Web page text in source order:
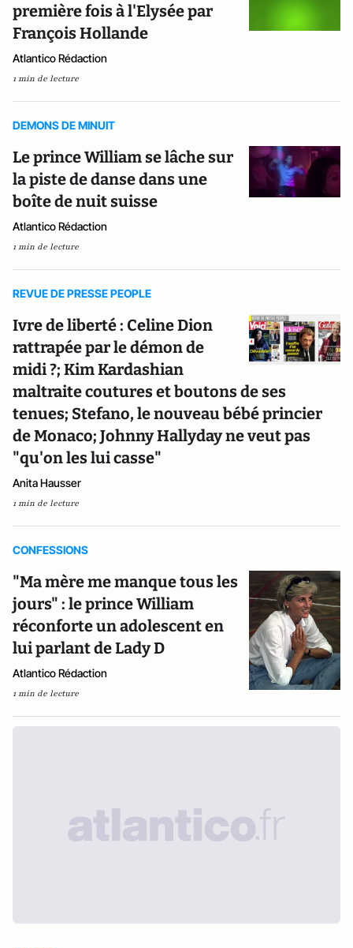
première fois à l'Elysée par
François Hollande
Atlantico Rédaction
1 min de lecture
DEMONS DE MINUIT
Le prince William se lâche sur
la piste de danse dans une
boîte de nuit suisse
Atlantico Rédaction
1 min de lecture
REVUE DE PRESSE PEOPLE
Ivre de liberté : Celine Dion
rattrapée par le démon de
midi ?; Kim Kardashian
maltraite coutures et boutons de ses
tenues; Stefano, le nouveau bébé princier
de Monaco; Johnny Hallyday ne veut pas
"qu'on les lui casse"
Anita Hausser
1 min de lecture
CONFESSIONS
"Ma mère me manque tous les
jours" : le prince William
réconforte un adolescent en
lui parlant de Lady D
Atlantico Rédaction
1 min de lecture